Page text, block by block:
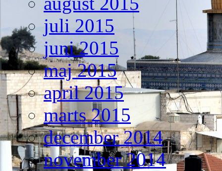
juli 2015
juni 2015
maj 2015
april 2015
marts 2015
december 2014
november 2014